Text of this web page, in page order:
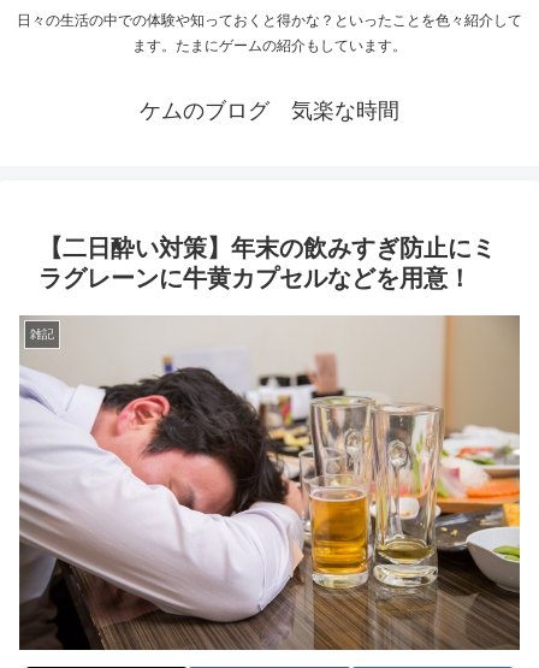
日々の生活の中での体験や知っておくと得かな？といったことを色々紹介して
ます。たまにゲームの紹介もしています。
ケムのブログ 気楽な時間
【二日酔い対策】年末の飲みすぎ防止にミ
ラグレーンに牛黄カプセルなどを用意！
雑記